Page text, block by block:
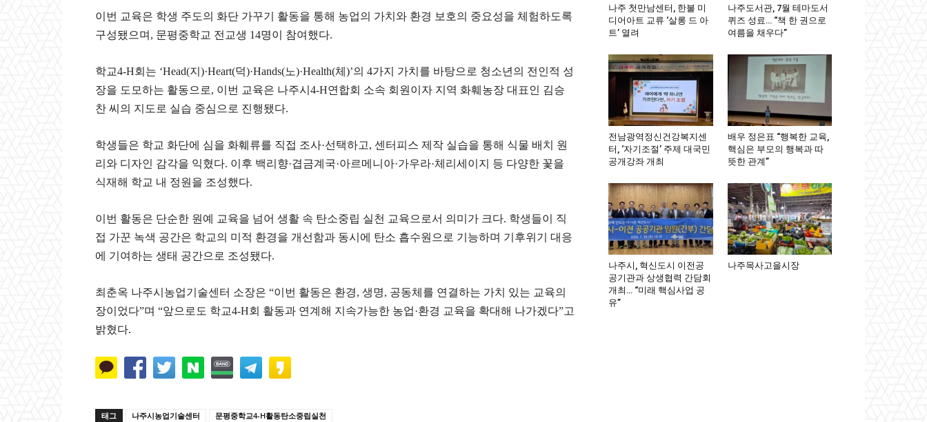
이번 교육은 학생 주도의 화단 가꾸기 활동을 통해 농업의 가치와 환경 보호의 중요성을 체험하도록
구성됐으며, 문평중학교 전교생 14명이 참여했다.
학교4-H회는 ‘Head(지)·Heart(덕)·Hands(노)·Health(체)’의 4가지 가치를 바탕으로 청소년의 전인적 성
장을 도모하는 활동으로, 이번 교육은 나주시4-H연합회 소속 회원이자 지역 화훼농장 대표인 김승
찬 씨의 지도로 실습 중심으로 진행됐다.
학생들은 학교 화단에 심을 화훼류를 직접 조사·선택하고, 센터피스 제작 실습을 통해 식물 배치 원
리와 디자인 감각을 익혔다. 이후 백리향·겹금계국·아르메니아·가우라·체리세이지 등 다양한 꽃을
식재해 학교 내 정원을 조성했다.
이번 활동은 단순한 원예 교육을 넘어 생활 속 탄소중립 실천 교육으로서 의미가 크다. 학생들이 직
접 가꾼 녹색 공간은 학교의 미적 환경을 개선함과 동시에 탄소 흡수원으로 기능하며 기후위기 대응
에 기여하는 생태 공간으로 조성됐다.
최춘옥 나주시농업기술센터 소장은 “이번 활동은 환경, 생명, 공동체를 연결하는 가치 있는 교육의
장이었다”며 “앞으로도 학교4-H회 활동과 연계해 지속가능한 농업·환경 교육을 확대해 나가겠다”고
밝혔다.
태그 나주시농업기술센터 문평중학교4-H활동탄소중립실천
나주 첫만남센터, 한불 미
디어아트 교류 ‘살롱 드 아
트’ 열려
나주도서관, 7월 테마도서
퀴즈 성료… “책 한 권으로
여름을 채우다”
전남광역정신건강복지센
터, ‘자기조절’ 주제 대국민
공개강좌 개최
배우 정은표 “행복한 교육,
핵심은 부모의 행복과 따
뜻한 관계”
나주시, 혁신도시 이전공
공기관과 상생협력 간담회
개최… “미래 핵심사업 공
유”
나주목사고을시장